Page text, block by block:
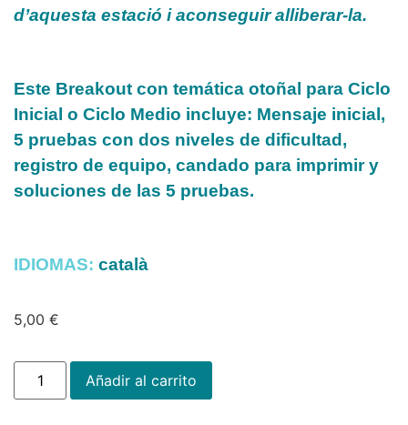
d’aquesta estació i aconseguir alliberar-la.
Este Breakout con temática otoñal para Ciclo
Inicial o Ciclo Medio incluye: Mensaje inicial,
5 pruebas con dos niveles de dificultad,
registro de equipo, candado para imprimir y
soluciones de las 5 pruebas.
IDIOMAS: català
5,00 €
Añadir al carrito